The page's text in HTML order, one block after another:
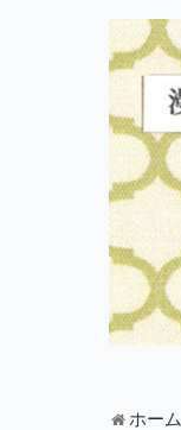
ホーム